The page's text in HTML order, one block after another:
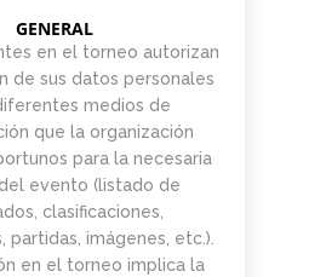
GENERAL
en el torneo autorizan
de sus datos personales
medios de
que la organización
para la necesaria
evento (listado de
clasificaciones,
partidas, imágenes, etc.).
en el torneo implica la